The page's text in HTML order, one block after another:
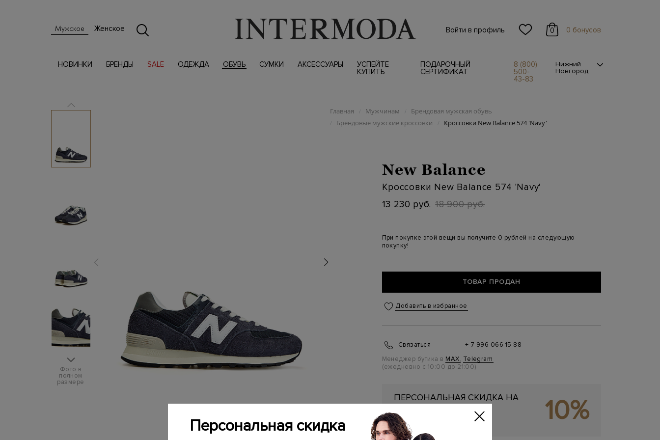
Мужское Женское Войти в профиль 0 0 бонусов
НОВИНКИ БРЕНДЫ SALE ОДЕЖДА ОБУВЬ СУМКИ АКСЕССУАРЫ
УСПЕЙТЕ
КУПИТЬ
ПОДАРОЧНЫЙ
СЕРТИФИКАТ
8 (800)
500-
43-83
Нижний
Новгород
Фото в
полном
размере
Главная / Мужчинам / Брендовая мужская обувь
/ Брендовые мужские кроссовки / Кроссовки New Balance 574 'Navy'
New Balance
Кроссовки New Balance 574 'Navy'
13 230 руб. 18 900 руб.
При покупке этой вещи вы получите 0 рублей на следующую
покупку!
ТОВАР ПРОДАН
Добавить в избранное
Связаться
+ 7 996 066 15 88
Менеджер бутика в MAX, Telegram
(ежедневно с 10:00 до 21:00)
ПЕРСОНАЛЬНАЯ СКИДКА НА
Подробнее 10%
Персональная скидка